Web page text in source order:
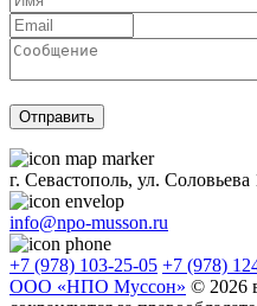
г. Севастополь, ул.
info@npo-musson.ru
+7 (978) 103-25-05 +7 (978)
ООО «НПО Муссон» © 2026